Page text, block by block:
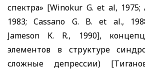
спектра» [Winokur G. et al, 1975;
1983;Cassano G. B. et al.,
Jameson K. R.,
1990],
элементов в структуре
сложные депрессии)